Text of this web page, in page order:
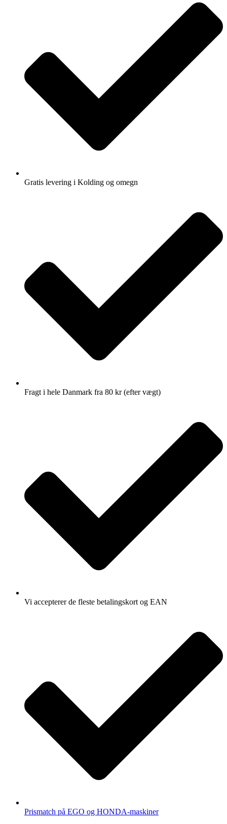
Gratis levering i Kolding og omegn
Fragt i hele Danmark fra 80 kr (efter vægt)
Vi accepterer de fleste betalingskort og EAN
Prismatch på EGO og HONDA-maskiner